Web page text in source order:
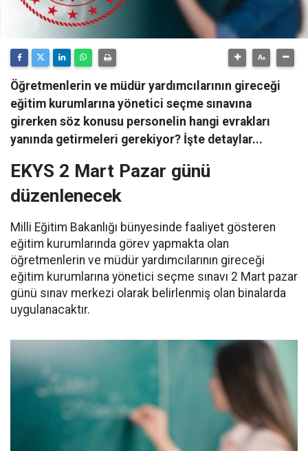
Öğretmenlerin ve müdür yardımcılarının gireceği
eğitim kurumlarına yönetici seçme sınavına
girerken söz konusu personelin hangi evrakları
yanında getirmeleri gerekiyor? İşte detaylar...
EKYS 2 Mart Pazar günü
düzenlenecek
Milli Eğitim Bakanlığı bünyesinde faaliyet gösteren
eğitim kurumlarında görev yapmakta olan
öğretmenlerin ve müdür yardımcılarının gireceği
eğitim kurumlarına yönetici seçme sınavı 2 Mart pazar
günü sınav merkezi olarak belirlenmiş olan binalarda
uygulanacaktır.